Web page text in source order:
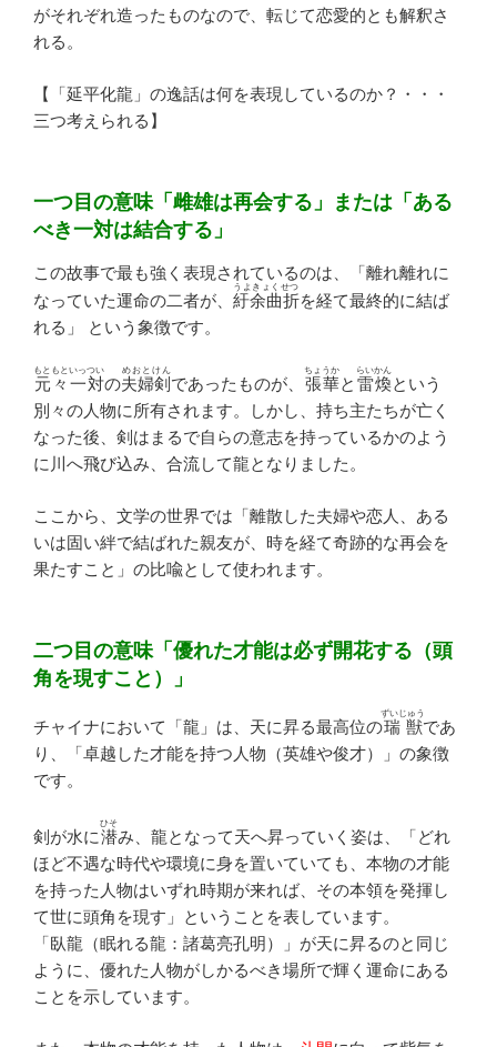
がそれぞれ造ったものなので、転じて恋愛的とも解釈さ
れる。
【「延平化龍」の逸話は何を表現しているのか？・・・
三つ考えられる】
一つ目の意味「雌雄は再会する」または「ある
べき一対は結合する」
この故事で最も強く表現されているのは、「離れ離れに
なっていた運命の二者が、 紆余曲折
うよきょくせつ
を経て最終的に結ば
れる」 という象徴です。
元々一対
もともといっつい
の夫婦剣
めおとけん
であったものが、 張華
ちょうか
と 雷煥
らいかん
という
別々の人物に所有されます。しかし、持ち主たちが亡く
なった後、剣はまるで自らの意志を持っているかのよう
に川へ飛び込み、合流して龍となりました。
ここから、文学の世界では「離散した夫婦や恋人、ある
いは固い絆で結ばれた親友が、時を経て奇跡的な再会を
果たすこと」の比喩として使われます。
二つ目の意味「優れた才能は必ず開花する（頭
角を現すこと）」
チャイナにおいて「龍」は、天に昇る最高位の瑞獣
ずいじゅう
であ
り、「卓越した才能を持つ人物（英雄や俊才）」の象徴
です。
剣が水に潜
ひそ
み、龍となって天へ昇っていく姿は、「どれ
ほど不遇な時代や環境に身を置いていても、本物の才能
を持った人物はいずれ時期が来れば、その本領を発揮し
て世に頭角を現す」ということを表しています。
「臥龍（眠れる龍：諸葛亮孔明）」が天に昇るのと同じ
ように、優れた人物がしかるべき場所で輝く運命にある
ことを示しています。